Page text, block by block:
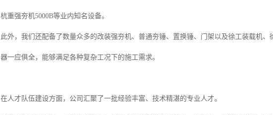
杭重强夯机5000B等业内知名设备。
此外，我们还配备了数量众多的改装强夯机、普通夯锤、置换锤、门架以及徐工装载机
器一应俱全，能够满足各种复杂工况下的施工需求。
在人才队伍建设方面，公司汇聚了一批经验丰富、技术精湛的专业人才。